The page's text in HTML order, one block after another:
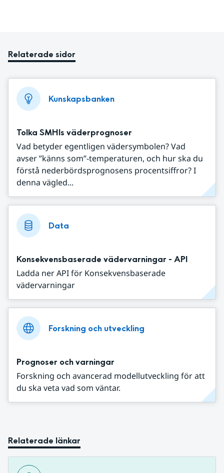
Relaterade sidor
Kunskapsbanken
Tolka SMHIs väderprognoser
Vad betyder egentligen vädersymbolen? Vad
avser ”känns som”-temperaturen, och hur ska du
förstå nederbördsprognosens procentsiffror? I
denna vägled...
Data
Konsekvensbaserade vädervarningar - API
Ladda ner API för Konsekvensbaserade
vädervarningar
Forskning och utveckling
Prognoser och varningar
Forskning och avancerad modellutveckling för att
du ska veta vad som väntar.
Relaterade länkar